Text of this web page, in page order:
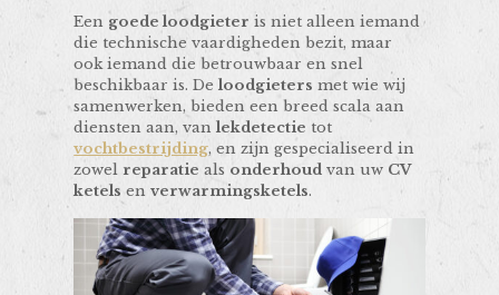
Een goede loodgieter is niet alleen iemand
die technische vaardigheden bezit, maar
ook iemand die betrouwbaar en snel
beschikbaar is. Deloodgieters met wie wij
samenwerken, bieden een breed scala aan
diensten aan, vanlekdetectie tot
vochtbestrijding, en zijn gespecialiseerd in
zowel reparatie als onderhoud van uw CV
ketels enverwarmingsketels.